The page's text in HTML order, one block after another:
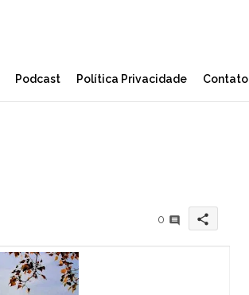
Podcast Política Privacidade Contato
0 share